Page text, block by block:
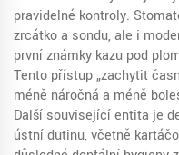
pravidelné kontroly.
zrcátko a sondu, ale i
první známky kazu pod
Tento přístup „zachytit
méně náročná a méně
Další související entita je
ústní dutinu, včetně